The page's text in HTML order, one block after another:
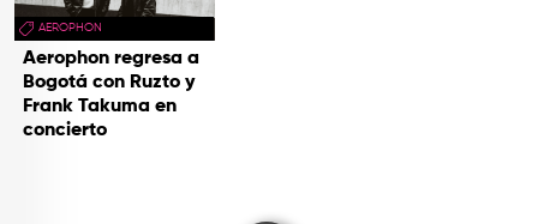
AEROPHON
Aerophon regresa a
Bogotá con Ruzto y
Frank Takuma en
concierto